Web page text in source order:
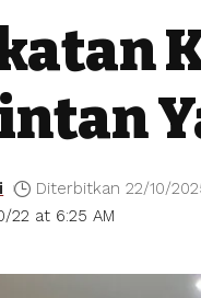
22 at 6:25 AM
Diterbitkan 22/10/